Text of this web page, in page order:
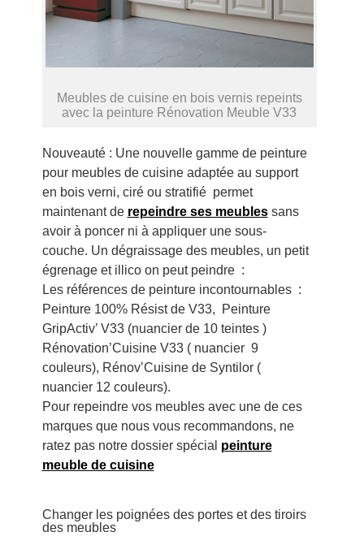
Meubles de cuisine en bois vernis repeints
avec la peinture Rénovation Meuble V33
Nouveauté : Une nouvelle gamme de peinture
pour meubles de cuisine adaptée au support
en bois verni, ciré ou stratifié permet
maintenant de repeindre ses meubles sans
avoir à poncer ni à appliquer une sous-
couche. Un dégraissage des meubles, un petit
égrenage et illico on peut peindre :
Les références de peinture incontournables :
Peinture 100% Résist de V33, Peinture
GripActiv’ V33 (nuancier de 10 teintes )
Rénovation’Cuisine V33 ( nuancier 9
couleurs), Rénov’Cuisine de Syntilor (
nuancier 12 couleurs).
Pour repeindre vos meubles avec une de ces
marques que nous vous recommandons, ne
ratez pas notre dossier spécial peinture
meuble de cuisine
Changer les poignées des portes et des tiroirs
des meubles